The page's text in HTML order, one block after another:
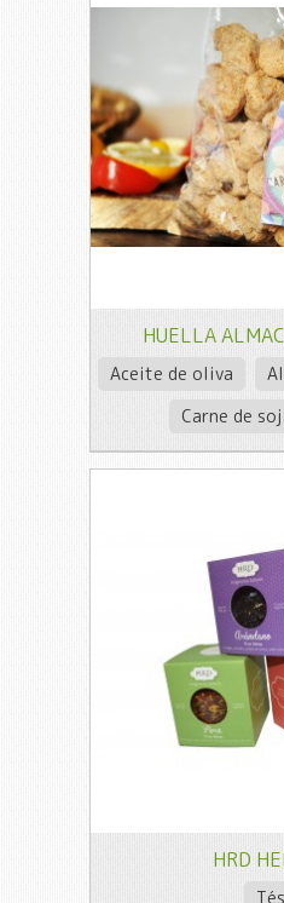
HUELLA
Aceite de oliva
Carne de
HRD
Tés